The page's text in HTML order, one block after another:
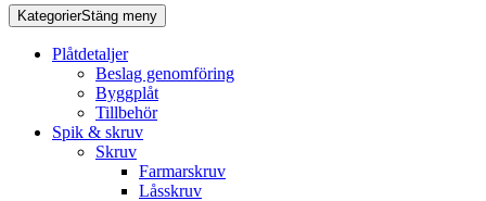
KategorierStäng meny
Plåtdetaljer
Beslag genomföring
Byggplåt
Tillbehör
Spik & skruv
Skruv
Farmarskruv
Låsskruv